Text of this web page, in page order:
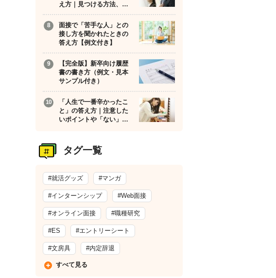
え方｜見つける方法、…
面接で「苦手な人」との
接し方を聞かれたときの
答え方【例文付き】
【完全版】新卒向け履歴
書の書き方（例文・見本
サンプル付き）
「人生で一番辛かったこ
と」の答え方｜注意した
いポイントや「ない」…
タグ一覧
#就活グッズ #マンガ
#インターンシップ #Web面接
#オンライン面接 #職種研究
#ES #エントリーシート
#文房具 #内定辞退
すべて見る